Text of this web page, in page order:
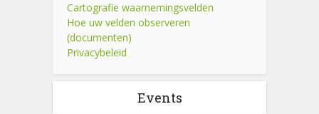
Cartografie waarnemingsvelden
Hoe uw velden observeren
(documenten)
Privacybeleid
Events